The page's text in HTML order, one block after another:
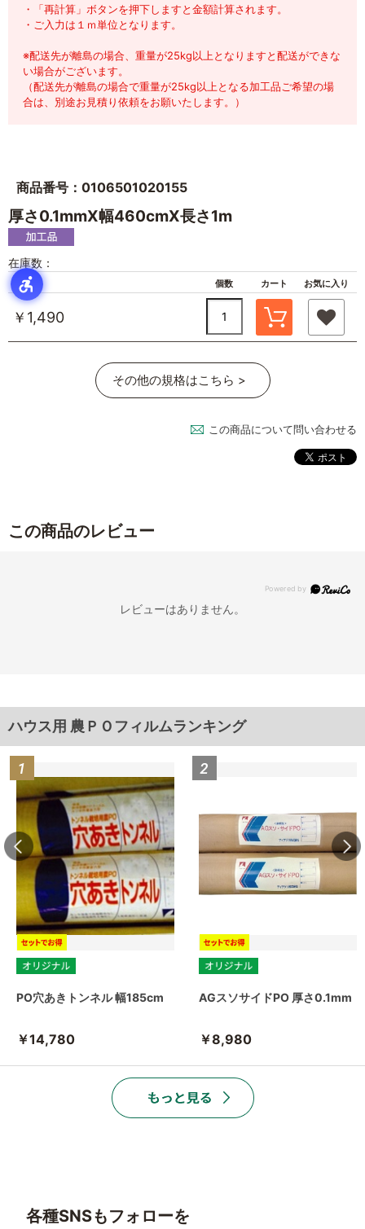
・「再計算」ボタンを押下しますと金額計算されます。
・ご入力は１ｍ単位となります。
※配送先が離島の場合、重量が25kg以上となりますと配送ができな
い場合がございます。
（配送先が離島の場合で重量が25kg以上となる加工品ご希望の場
合は、別途お見積り依頼をお願いたします。）
商品番号：0106501020155
厚さ0.1mmX幅460cmX長さ1m
在庫数：
単価 個数 カート お気に入り
￥1,490
その他の規格はこちら >
この商品について問い合わせる
この商品のレビュー
レビューはありません。
ハウス用 農ＰＯフィルムランキング
PO穴あきトンネル 幅185cm
￥14,780
AGスソサイドPO 厚さ0.1mm
￥8,980
各種SNSもフォローを